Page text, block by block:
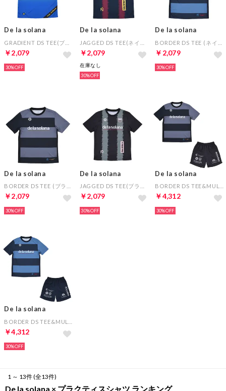
De la solana
￥2,079
30%
De la solana
￥2,079
在庫なし
30%
De la solana
￥2,079
30%
De la solana
￥2,079
30%
De la solana
￥2,079
30%
De la solana
￥4,312
30%
De la solana
￥4,312
30%
1 ～ 13件 (全13件)
De la solana × プラクティスシャツ ランキング